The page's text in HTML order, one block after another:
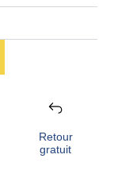
Retour
gratuit